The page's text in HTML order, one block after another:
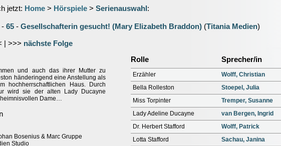
jetzt: Home > Hörspiele > Serienauswahl :
- 65 - Gesellschafterin gesucht! (Mary Elizabeth Braddon) (Titania Medien)
| >>> nächste Folge
und auch das ihrer Mutter zu
händeringend eine Anstellung als
hochherrschaftlichen Haus. Durch
wird sie der alten Lady Ducayne
Dame…
Bosenius & Marc Gruppe
Studio
Rolle Sprecher/in
Erzähler
Wolff, Christian
Bella Rolleston
Stoepel, Julia
Miss Torpinter
Tremper, Susanne
Lady Adeline Ducayne
van Bergen, Ingrid
Dr. Herbert Stafford
Wolff, Patrick
Lotta Stafford
Sachau, Janina